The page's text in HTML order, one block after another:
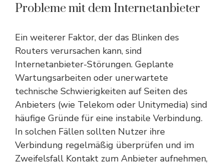
Probleme mit dem Internetanbieter
Ein weiterer Faktor, der das Blinken des
Routers verursachen kann, sind
Internetanbieter-Störungen. Geplante
Wartungsarbeiten oder unerwartete
technische Schwierigkeiten auf Seiten des
Anbieters (wie Telekom oder Unitymedia) sind
häufige Gründe für eine instabile Verbindung.
In solchen Fällen sollten Nutzer ihre
Verbindung regelmäßig überprüfen und im
Zweifelsfall Kontakt zum Anbieter aufnehmen,